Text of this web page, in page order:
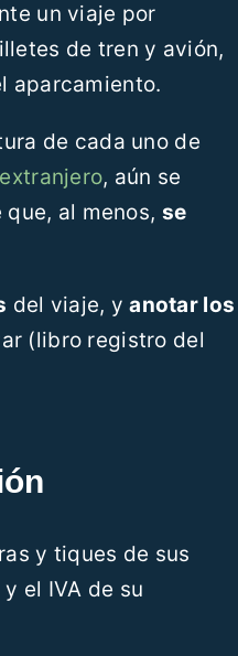
un viaje por
de tren y avión,
aparcamiento.
de cada uno de
, aún se
al menos, se
del viaje, yanotar los
(libro registro del
y tiques de sus
el IVA de su